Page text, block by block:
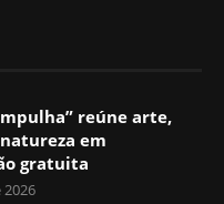
reúne arte,
em
gratuita
2026